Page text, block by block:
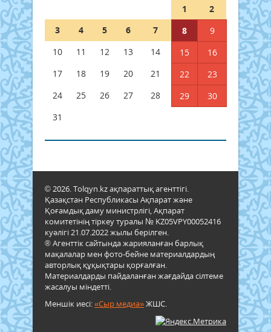
1
2
3
4 5 6 7 8
9
10
11 12 13 14 15
16
17
18 19 20 21 22
23
24
25 26 27 28 29
30
31
© 2026. Tolqyn.kz ақпараттық агенттігі.
Қазақстан Республикасы Ақпарат және
Қоғамдық даму министрлігі, Ақпарат
комитетінің тіркеу туралы № KZ05VPY00052416
куәлігі 21.07.2022 жылы берілген.
® Агенттік сайтында жарияланған барлық
мақалалар мен фото-бейне материалдардың
авторлық құқықтары қорғалған.
Материалдарды пайдаланған жағдайда сілтеме
жасалуы міндетті.
Меншік иесі:«Сыр медиа»ЖШС.